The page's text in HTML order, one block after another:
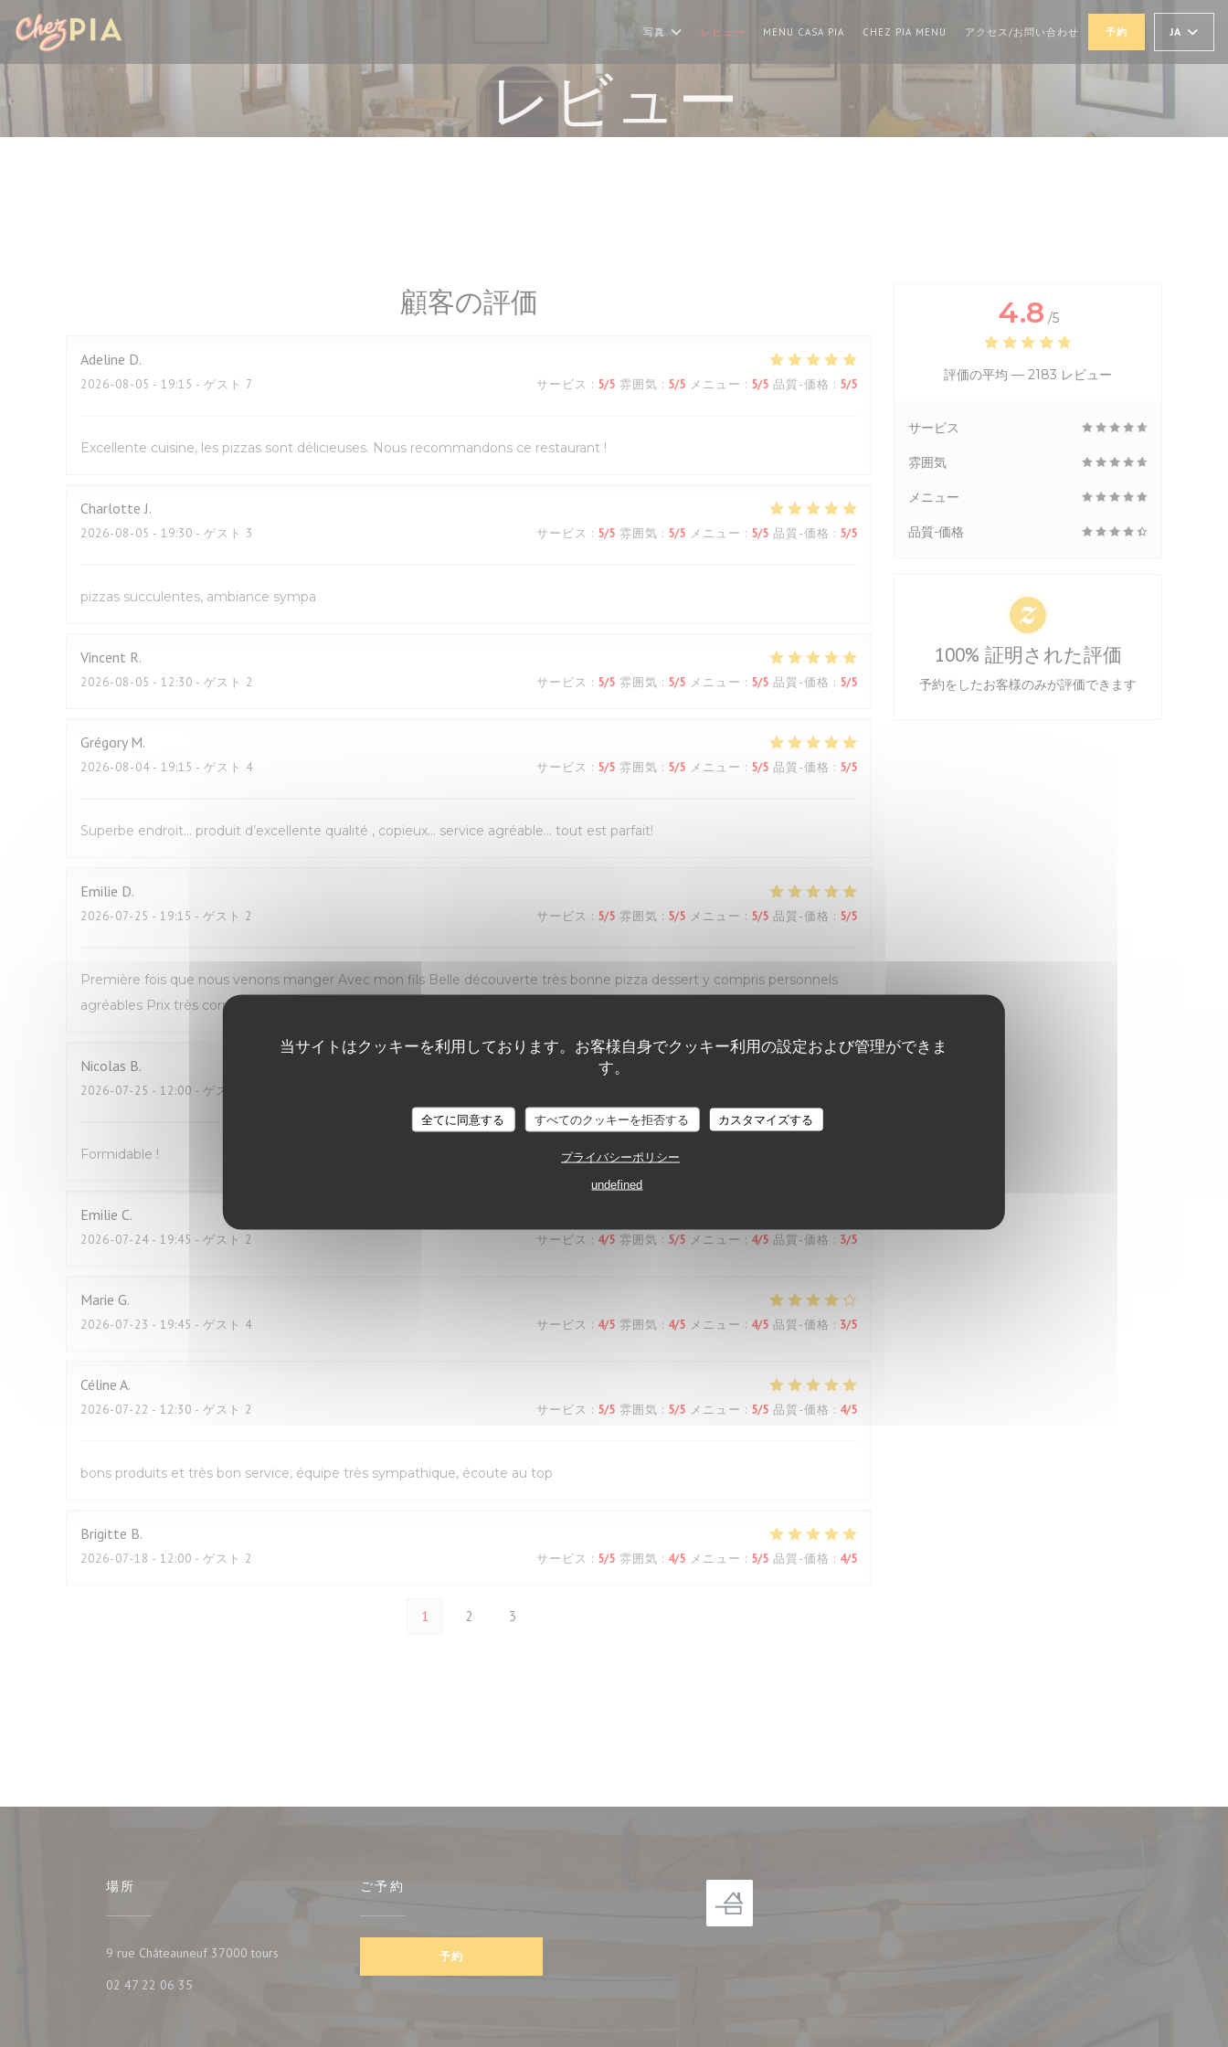
クッキー利用の管理について
当サイトはクッキーを利用しております。お客様自身でクッキー利用の設定および管理ができま
す。
全てに同意する すべてのクッキーを拒否する カスタマイズする
プライバシーポリシー
undefined
写真 レビュー MENU CASA PIA ((新しいウィンドウで開きます))
CHEZ PIA MENU ((新しいウィンドウで開きます))
アクセス/お問い合わせ 予約 JA
レビュー
顧客の評価
Adeline D
2026-08-05 - 19:15 - ゲスト 7 サービス : 5/5 雰囲気 : 5/5 メニュー : 5/5 品質-価格 : 5/5
Excellente cuisine, les pizzas sont délicieuses. Nous recommandons ce restaurant !
Charlotte J
2026-08-05 - 19:30 - ゲスト 3 サービス : 5/5 雰囲気 : 5/5 メニュー : 5/5 品質-価格 : 5/5
pizzas succulentes, ambiance sympa
Vincent R
2026-08-05 - 12:30 - ゲスト 2 サービス : 5/5 雰囲気 : 5/5 メニュー : 5/5 品質-価格 : 5/5
Grégory M
2026-08-04 - 19:15 - ゲスト 4 サービス : 5/5 雰囲気 : 5/5 メニュー : 5/5 品質-価格 : 5/5
Superbe endroit… produit d’excellente qualité , copieux… service agréable… tout est parfait!
Emilie D
2026-07-25 - 19:15 - ゲスト 2 サービス : 5/5 雰囲気 : 5/5 メニュー : 5/5 品質-価格 : 5/5
Première fois que nous venons manger Avec mon fils Belle découverte très bonne pizza dessert y compris personnels
agréables Prix très correct pour du fait maison Nous reviendrons Mme Dion
Nicolas B
2026-07-25 - 12:00 - ゲスト 2
Formidable !
Emilie C
2026-07-24 - 19:45 - ゲスト 2 サービス : 4/5 雰囲気 : 5/5 メニュー : 4/5 品質-価格 : 3/5
Marie G
2026-07-23 - 19:45 - ゲスト 4 サービス : 4/5 雰囲気 : 4/5 メニュー : 4/5 品質-価格 : 3/5
Céline A
2026-07-22 - 12:30 - ゲスト 2 サービス : 5/5 雰囲気 : 5/5 メニュー : 5/5 品質-価格 : 4/5
bons produits et très bon service, équipe très sympathique, écoute au top
Brigitte B
2026-07-18 - 12:00 - ゲスト 2 サービス : 5/5 雰囲気 : 4/5 メニュー : 5/5 品質-価格 : 4/5
1 2 3
4.8 /5
評価の平均 — 2183 レビュー
サービス
雰囲気
メニュー
品質-価格
100% 証明された評価
予約をしたお客様のみが評価できます
場所
9 rue Châteauneuf 37000 tours((新しいウィンドウで開きます))
02 47 22 06 35
ご予約
予約